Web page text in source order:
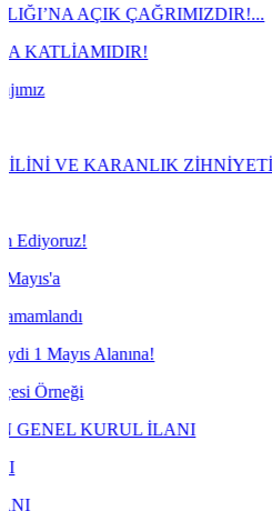
ÇAĞRIMIZDIR!...
ZİHNİYETİ DE
İLANI